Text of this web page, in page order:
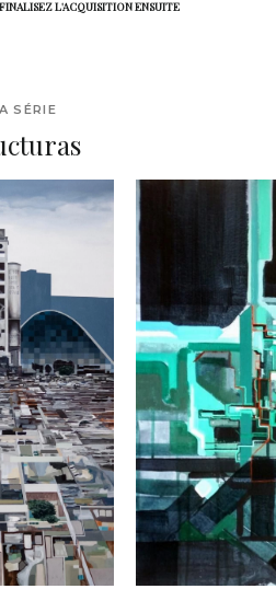
FINALISEZ L'ACQUISITION ENSUITE
SÉRIE